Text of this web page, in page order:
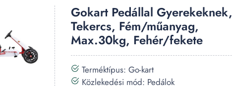
Gokart Pedállal Gyerekeknek,
Tekercs, Fém/műanyag,
Max.30kg, Fehér/fekete
Terméktípus: Go-kart
Közlekedési mód: Pedálok